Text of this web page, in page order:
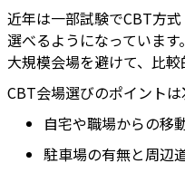
近年は一部試験でCBT方
選べるようになっていま
大規模会場を避けて、比較
CBT会場選びのポイントは
自宅や職場からの移
駐車場の有無と周辺